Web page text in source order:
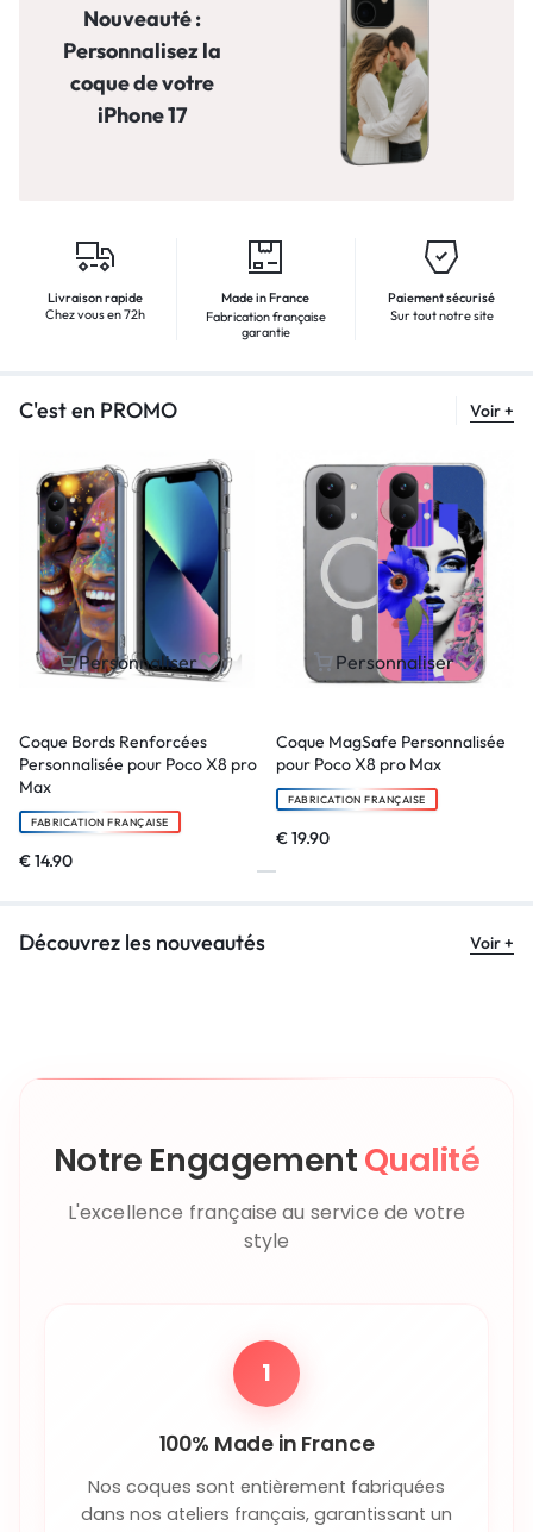
Nouveauté :
Personnalisez la
coque de votre
iPhone 17
Livraison rapide
Chez vous en 72h
Made in France
Fabrication française
garantie
Paiement sécurisé
Sur tout notre site
C'est en PROMO Voir +
Personnaliser
Coque Bords Renforcées
Personnalisée pour Poco X8 pro
Max
FABRICATION FRANÇAISE
€14.90
Personnaliser
Coque MagSafe Personnalisée
pour Poco X8 pro Max
FABRICATION FRANÇAISE
€19.90
Découvrez les nouveautés Voir +
Notre EngagementQualité
L'excellence française au service de votre
style
1
100% Made in France
Nos coques sont entièrement fabriquées
dans nos ateliers français, garantissant un